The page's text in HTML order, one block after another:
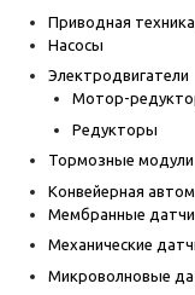
Приводная
Насосы
Электродвигатели
Мотор-
Редукторы
Тормозные модули
Конвейерная
Мембранные
Механические
Микроволновые